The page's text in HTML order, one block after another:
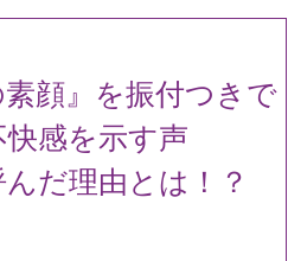
顔』を振付つきで
感を示す声
だ理由とは！？